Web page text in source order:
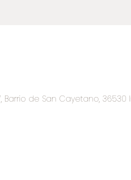
de San Cayetano, 36530